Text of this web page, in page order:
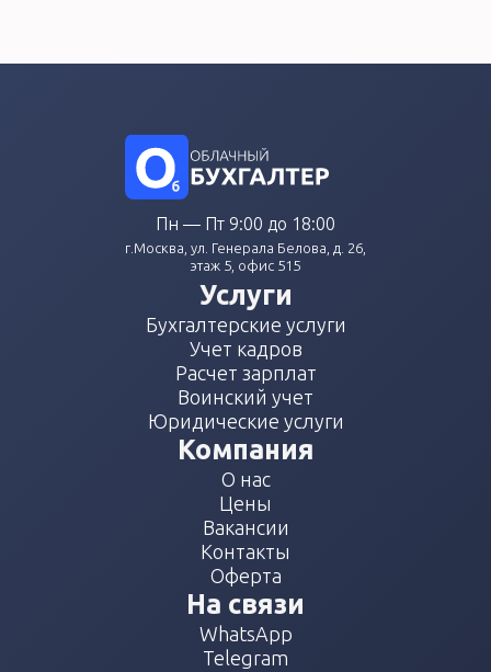
Пн — Пт 9:00 до 18:00
г.Москва, ул. Генерала Белова, д. 26,
этаж 5, офис 515
Услуги
Бухгалтерские услуги
Учет кадров
Расчет зарплат
Воинский учет
Юридические услуги
Компания
О нас
Цены
Вакансии
Контакты
Оферта
На связи
WhatsApp
Telegram